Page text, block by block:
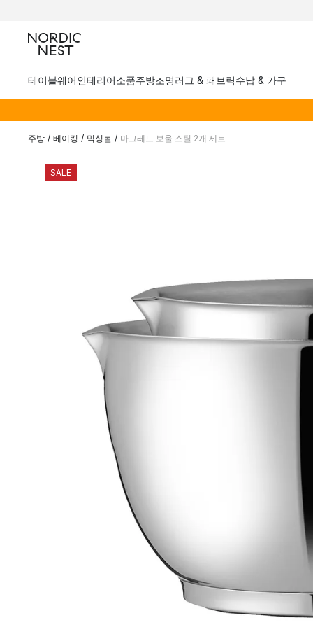
테이블웨어인테리어소품주방조명러그 & 패브릭수납 & 가구
주방 / 베이킹 / 믹싱볼 / 마그레드 보울 스틸 2개 세트
SALE